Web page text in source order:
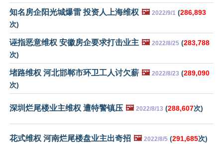
知名房企阳光城爆雷 投资人上海维权 🖼️ 2022/9/1 (286,893
次)
诬指恶意维权 安徽房企要求打击业主 🖼️ 2022/8/25 (283,788
次)
堵路维权 河北邯郸市环卫工人讨欠薪 🖼️ 2022/8/23 (289,090
次)
深圳烂尾楼业主维权 遭特警镇压 🖼️ 2022/8/13 (288,607次)
花式维权 河南烂尾楼盘业主出奇招 🖼️ 2022/8/5 (291,685次)